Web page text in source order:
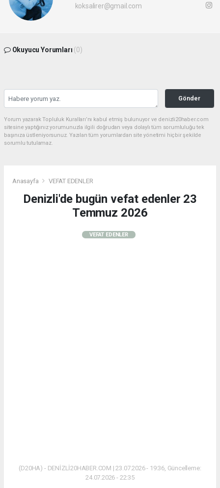
koksalirer@gmail.com
Okuyucu Yorumları (0)
Gönder
Yorum yazarak Topluluk Kuralları’nı kabul etmiş bulunuyor ve denizli20haber.com
sitesine yaptığınız yorumunuzla ilgili doğrudan veya dolaylı tüm sorumluluğu tek
başınıza üstleniyorsunuz. Yazılan tüm yorumlardan site yönetimi hiçbir şekilde
sorumlu tutulamaz.
Anasayfa VEFAT EDENLER
Denizli'de bugün vefat edenler 23
Temmuz 2026
VEFAT EDENLER
(D20HA) - DENİZLİ20HABER.COM | 23.07.2026 - 19:36, Güncelleme:
24.07.2026 - 22:35